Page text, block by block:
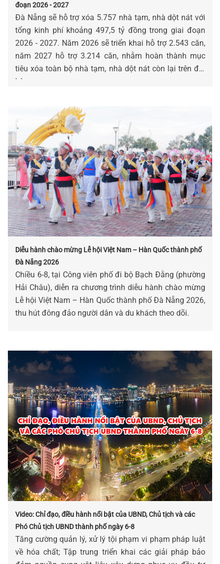
đoạn 2026 - 2027
Đà Nẵng sẽ hỗ trợ xóa 5.757 nhà tạm, nhà dột nát với
tổng kinh phí khoảng 497,5 tỷ đồng trong giai đoạn
2026 - 2027. Năm 2026 sẽ triển khai hỗ trợ 2.543 căn,
năm 2027 hỗ trợ 3.214 căn, nhằm hoàn thành mục
tiêu xóa toàn bộ nhà tạm, nhà dột nát còn lại trên địa
bàn.
Diễu hành chào mừng Lễ hội Việt Nam – Hàn Quốc thành phố
Đà Nẵng 2026
Chiều 6-8, tại Công viên phố đi bộ Bạch Đằng (phường
Hải Châu), diễn ra chương trình diễu hành chào mừng
Lễ hội Việt Nam – Hàn Quốc thành phố Đà Nẵng 2026,
thu hút đông đảo người dân và du khách theo dõi.
Video: Chỉ đạo, điều hành nổi bật của UBND, Chủ tịch và các
Phó Chủ tịch UBND thành phố ngày 6-8
Tăng cường quản lý, xử lý tội phạm vi phạm pháp luật
về hóa chất; Tập trung triển khai các giải pháp bảo